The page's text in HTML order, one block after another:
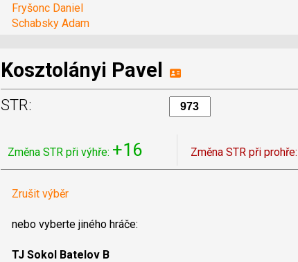
Fryšonc Daniel
Schabsky Adam
Kosztolányi Pavel
STR:
Změna STR při výhře: +16 Změna STR při prohře:
Zrušit výběr
nebo vyberte jiného hráče:
TJ Sokol Batelov B